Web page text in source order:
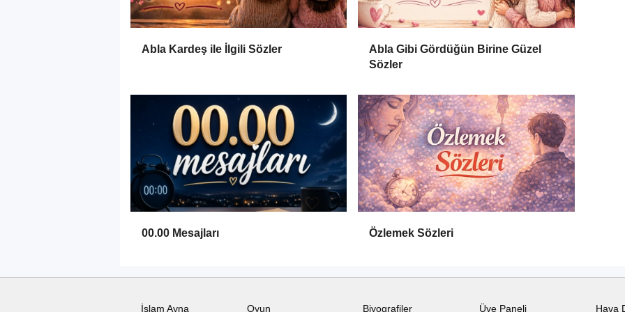
Abla Kardeş ile İlgili Sözler
Abla Gibi Gördüğün Birine Güzel
Sözler
00.00 Mesajları Özlemek Sözleri
İslam Ayna Oyun Biyografiler Üye Paneli Hava